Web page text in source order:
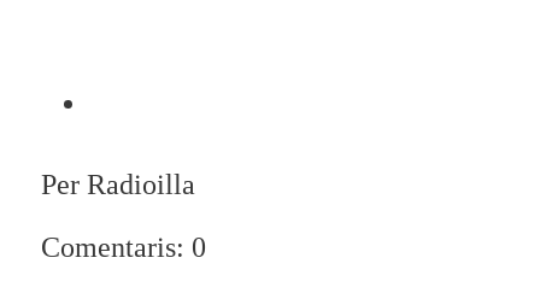
Per Radioilla
Comentaris: 0